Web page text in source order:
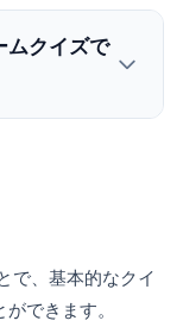
ムクイズで
で、基本的なクイ
できます。